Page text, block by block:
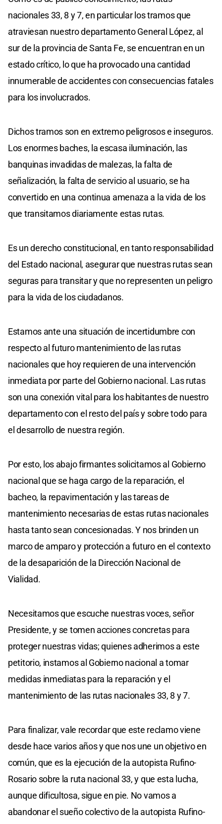
nacionales 33, 8 y 7, en particular los tramos que
atraviesan nuestro departamento General López, al
sur de la provincia de Santa Fe, se encuentran en un
estado crítico, lo que ha provocado una cantidad
innumerable de accidentes con consecuencias fatales
para los involucrados.
Dichos tramos son en extremo peligrosos e inseguros.
Los enormes baches, la escasa iluminación, las
banquinas invadidas de malezas, la falta de
señalización, la falta de servicio al usuario, se ha
convertido en una continua amenaza a la vida de los
que transitamos diariamente estas rutas.
Es un derecho constitucional, en tanto responsabilidad
del Estado nacional, asegurar que nuestras rutas sean
seguras para transitar y que no representen un peligro
para la vida de los ciudadanos.
Estamos ante una situación de incertidumbre con
respecto al futuro mantenimiento de las rutas
nacionales que hoy requieren de una intervención
inmediata por parte del Gobierno nacional. Las rutas
son una conexión vital para los habitantes de nuestro
departamento con el resto del país y sobre todo para
el desarrollo de nuestra región.
Por esto, los abajo firmantes solicitamos al Gobierno
nacional que se haga cargo de la reparación, el
bacheo, la repavimentación y las tareas de
mantenimiento necesarias de estas rutas nacionales
hasta tanto sean concesionadas. Y nos brinden un
marco de amparo y protección a futuro en el contexto
de la desaparición de la Dirección Nacional de
Vialidad.
Necesitamos que escuche nuestras voces, señor
Presidente, y se tomen acciones concretas para
proteger nuestras vidas; quienes adherimos a este
petitorio, instamos al Gobierno nacional a tomar
medidas inmediatas para la reparación y el
mantenimiento de las rutas nacionales 33, 8 y 7.
Para finalizar, vale recordar que este reclamo viene
desde hace varios años y que nos une un objetivo en
común, que es la ejecución de la autopista Rufino-
Rosario sobre la ruta nacional 33, y que esta lucha,
aunque dificultosa, sigue en pie. No vamos a
abandonar el sueño colectivo de la autopista Rufino-